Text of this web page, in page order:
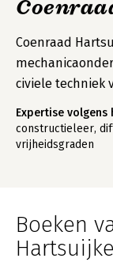
Coenraad
civiele techniek
Expertise
constructieleer,
vrijheidsgraden
Boeken